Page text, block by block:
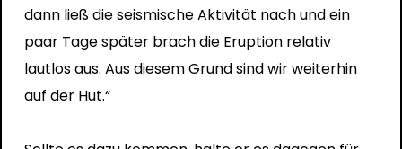
dann ließ die seismische Aktivität nach und ein
paar Tage später brach die Eruption relativ
lautlos aus. Aus diesem Grund sind wir weiterhin
auf der Hut.“